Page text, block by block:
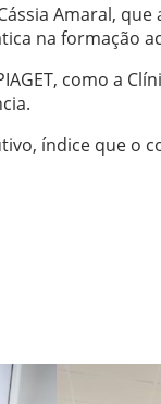
Amaral,
na formação
como a
índice que o